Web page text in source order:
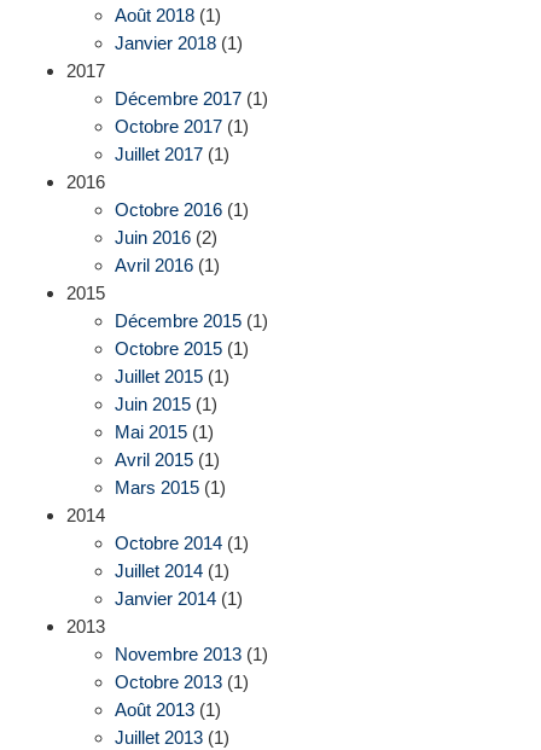
Août 2018 (1)
Janvier 2018 (1)
2017
Décembre 2017 (1)
Octobre 2017 (1)
Juillet 2017 (1)
2016
Octobre 2016 (1)
Juin 2016 (2)
Avril 2016 (1)
2015
Décembre 2015 (1)
Octobre 2015 (1)
Juillet 2015 (1)
Juin 2015 (1)
Mai 2015 (1)
Avril 2015 (1)
Mars 2015 (1)
2014
Octobre 2014 (1)
Juillet 2014 (1)
Janvier 2014 (1)
2013
Novembre 2013 (1)
Octobre 2013 (1)
Août 2013 (1)
Juillet 2013 (1)